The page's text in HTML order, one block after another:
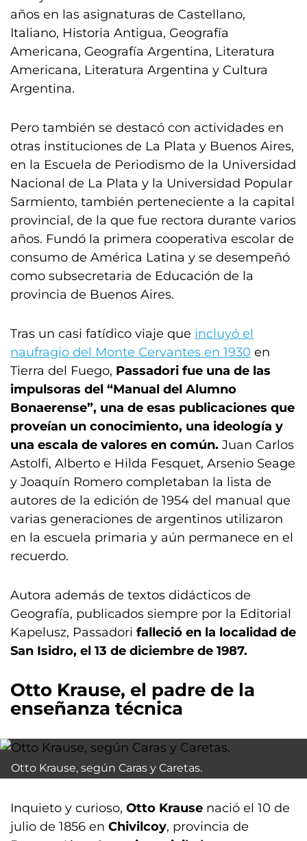
años en las asignaturas de Castellano,
Italiano, Historia Antigua, Geografía
Americana, Geografía Argentina, Literatura
Americana, Literatura Argentina y Cultura
Argentina.
Pero también se destacó con actividades en
otras instituciones de La Plata y Buenos Aires,
en la Escuela de Periodismo de la Universidad
Nacional de La Plata y la Universidad Popular
Sarmiento, también perteneciente a la capital
provincial, de la que fue rectora durante varios
años. Fundó la primera cooperativa escolar de
consumo de América Latina y se desempeñó
como subsecretaria de Educación de la
provincia de Buenos Aires.
Tras un casi fatídico viaje que incluyó el
naufragio del Monte Cervantes en 1930 en
Tierra del Fuego, Passadori fue una de las
impulsoras del “Manual del Alumno
Bonaerense”, una de esas publicaciones que
proveían un conocimiento, una ideología y
una escala de valores en común. Juan Carlos
Astolfi, Alberto e Hilda Fesquet, Arsenio Seage
y Joaquín Romero completaban la lista de
autores de la edición de 1954 del manual que
varias generaciones de argentinos utilizaron
en la escuela primaria y aún permanece en el
recuerdo.
Autora además de textos didácticos de
Geografía, publicados siempre por la Editorial
Kapelusz, Passadori falleció en la localidad de
San Isidro, el 13 de diciembre de 1987.
Otto Krause, el padre de la
enseñanza técnica
Otto Krause, según Caras y Caretas.
Inquieto y curioso, Otto Krause nació el 10 de
julio de 1856 en Chivilcoy, provincia de